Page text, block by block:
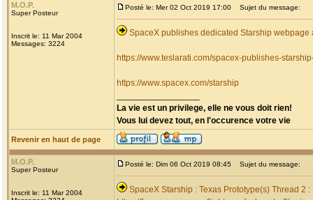
M.O.P.
Super Posteur
Inscrit le: 11 Mar 2004
Messages: 3224
Posté le: Mer 02 Oct 2019 17:00 Sujet du message:
SpaceX publishes dedicated Starship webpage
https://www.teslarati.com/spacex-publishes-
https://www.spacex.com/starship
La vie est un privilege, elle ne vous doit rien!
Vous lui devez tout, en l'occurence votre vie
Revenir en haut de page
M.O.P.
Super Posteur
Inscrit le: 11 Mar 2004
Posté le: Dim 06 Oct 2019 08:45 Sujet du message:
SpaceX Starship : Texas Prototype(s) Thread 2